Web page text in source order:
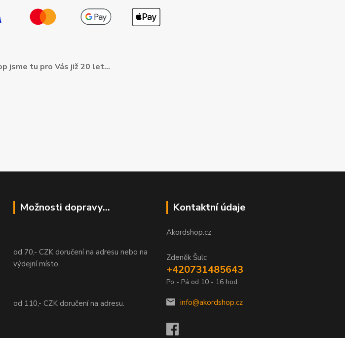
jsme tu pro Vás již 20 let...
Možnosti dopravy...
od 70,- CZK doručení na adresu nebo na
výdejní místo.
od 110,- CZK doručení na adresu.
Kontaktní údaje
Akordshop.cz
Zdeněk Šulc
+420731485643
Po - Pá od 10 - 16 hod.
info@akordshop.cz